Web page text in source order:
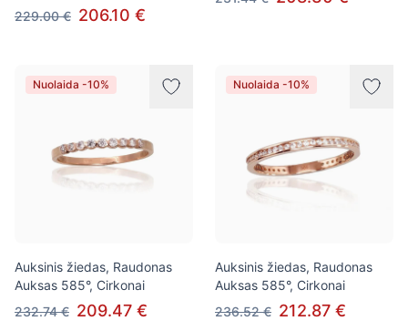
229.00 € 206.10 €
Nuolaida -10%
Auksinis žiedas, Raudonas
Auksas 585°, Cirkonai
232.74 € 209.47 €
Nuolaida -10%
Auksinis žiedas, Raudonas
Auksas 585°, Cirkonai
236.52 € 212.87 €